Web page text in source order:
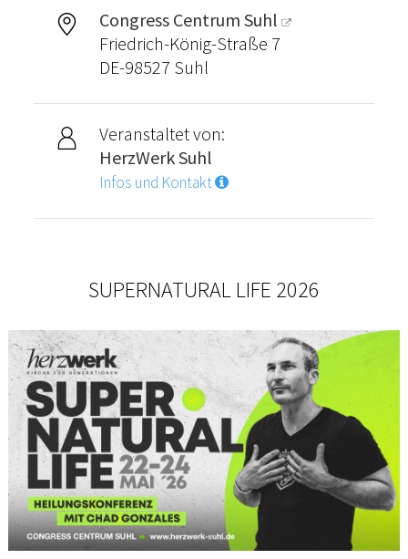
Congress Centrum Suhl
Friedrich-König-Straße 7
DE-98527 Suhl
Veranstaltet von:
HerzWerk Suhl
Infos und Kontakt
SUPERNATURAL LIFE 2026